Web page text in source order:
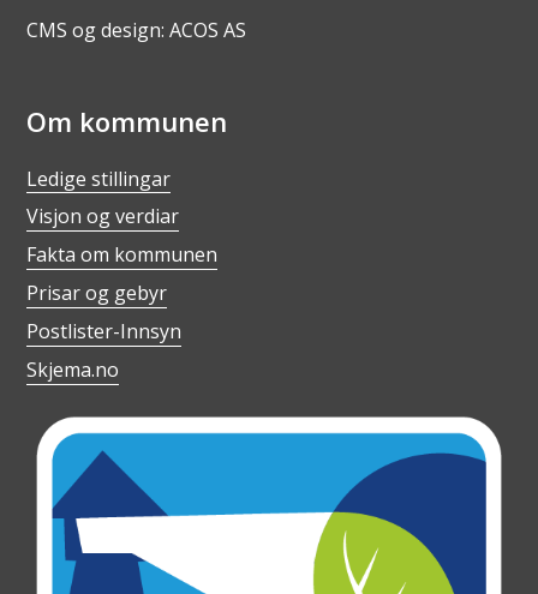
CMS og design: ACOS AS
Om kommunen
Ledige stillingar
Visjon og verdiar
Fakta om kommunen
Prisar og gebyr
Postlister-Innsyn
Skjema.no